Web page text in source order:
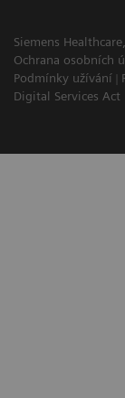
Siemens
Ochrana osobních
Podmínky užívání
Digital Services Act